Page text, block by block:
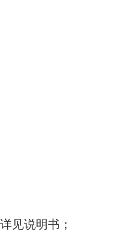
见说明书；